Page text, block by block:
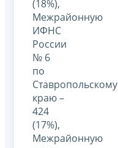
(18%),
Межрайонную
ИФНС
России
№ 6
по
Ставропольскому
краю –
424
(17%),
Межрайонную